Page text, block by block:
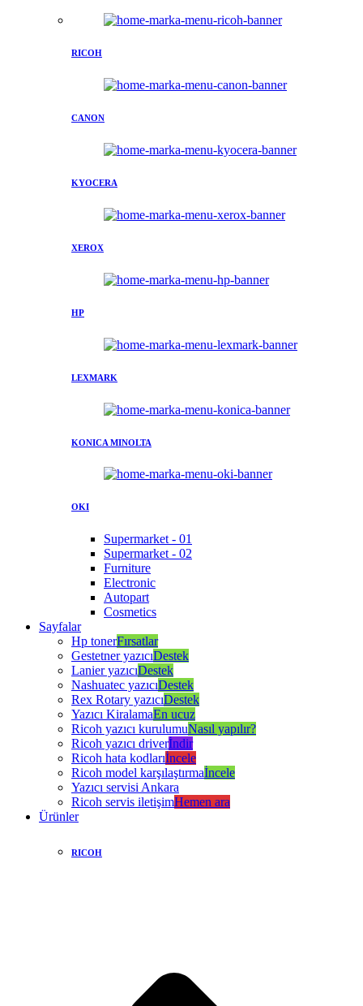
RICOH
CANON
KYOCERA
XEROX
HP
LEXMARK
KONICA MINOLTA
OKI
Supermarket - 01
Supermarket - 02
Furniture
Electronic
Autopart
Cosmetics
Sayfalar
Hp tonerFırsatlar
Gestetner yazıcıDestek
Lanier yazıcıDestek
Nashuatec yazıcıDestek
Rex Rotary yazıcıDestek
Yazıcı KiralamaEn ucuz
Ricoh yazıcı kurulumuNasıl yapılır?
Ricoh yazıcı driverİndir
Ricoh hata kodlarıİncele
Ricoh model karşılaştırmaİncele
Yazıcı servisi Ankara
Ricoh servis iletişimHemen ara
Ürünler
RICOH